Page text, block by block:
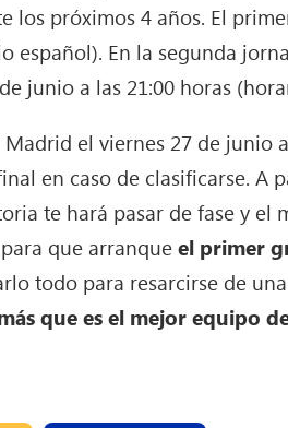
los próximos 4 años. El
español). En la segunda
junio a las 21:00 horas
el viernes 27 de junio
en caso de clasificarse. A
te hará pasar de fase y el
que arranqueel primer
todo para resarcirse de
que es el mejor equipo